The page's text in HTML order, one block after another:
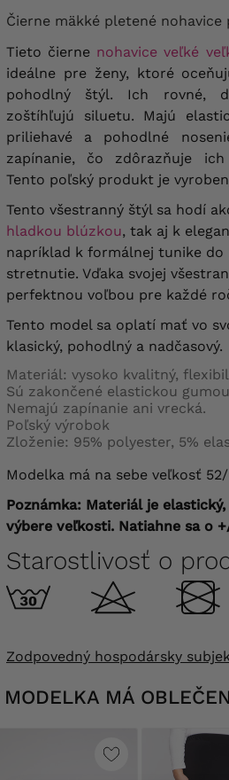
Čierne mäkké pletené
Tieto čierne nohavice veľké
ideálne pre ženy, ktoré
pohodlný štýl. Ich rovné,
zoštíhľujú siluetu. Majú
priliehavé a pohodlné
zapínanie, čo zdôrazňuje
Tento poľský produkt je
Tento všestranný štýl sa hodí
hladkou blúzkou, tak aj k
napríklad k formálnej tunike do
stretnutie. Vďaka svojej
perfektnou voľbou pre každé
Tento model sa oplatí mať vo
klasický, pohodlný a nadčasový.
Materiál: vysoko kvalitný,
Sú zakončené elastickou gumou
Nemajú zapínanie ani vrecká.
Poľský výrobok
Zloženie: 95% polyester, 5%
Modelka má na sebe veľkosť
Poznámka: Materiál je
výbere veľkosti. Natiahne sa o
Starostlivosť o
Zodpovedný hospodársky
MODELKA MÁ